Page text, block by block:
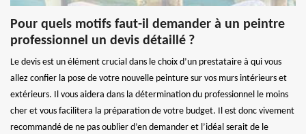
Pour quels motifs faut-il demander à un peintre
professionnel un devis détaillé ?
Le devis est un élément crucial dans le choix d’un prestataire à qui vous
allez confier la pose de votre nouvelle peinture sur vos murs intérieurs et
extérieurs. Il vous aidera dans la détermination du professionnel le moins
cher et vous facilitera la préparation de votre budget. Il est donc vivement
recommandé de ne pas oublier d’en demander et l’idéal serait de le